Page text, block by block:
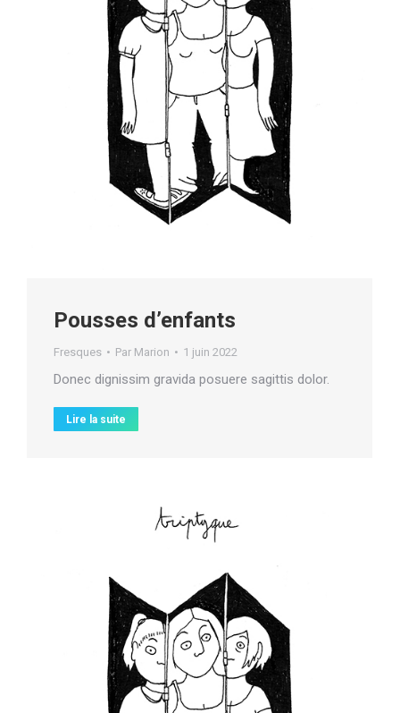
Pousses d’enfants
Fresques Par Marion 1 juin 2022
Donec dignissim gravida posuere sagittis dolor.
Lire la suite